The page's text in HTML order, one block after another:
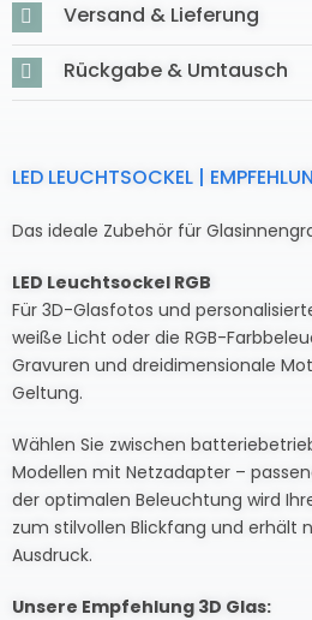
Versand & Lieferung
Rückgabe & Umtausch
LED LEUCHTSOCKEL |
Das ideale Zubehör für
LED Leuchtsockel RGB
Für 3D-Glasfotos und
weiße Licht oder die RGB-
Gravuren und dreidimensionale
Geltung.
Wählen Sie zwischen
Modellen mit Netzadapter –
der optimalen Beleuchtung wird
zum stilvollen Blickfang und erhält
Ausdruck.
Unsere Empfehlung 3D Glas: